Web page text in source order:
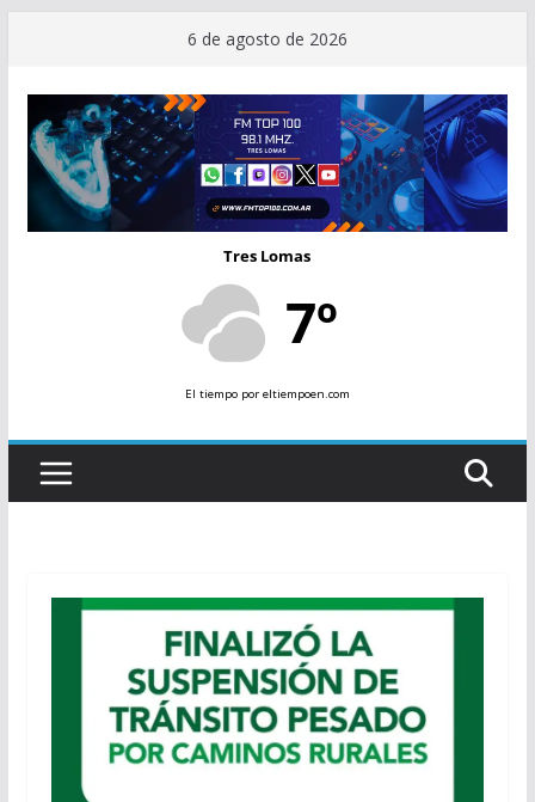
contenido
6 de agosto de 2026
Tres Lomas
7º
El tiempopor eltiempoen.com